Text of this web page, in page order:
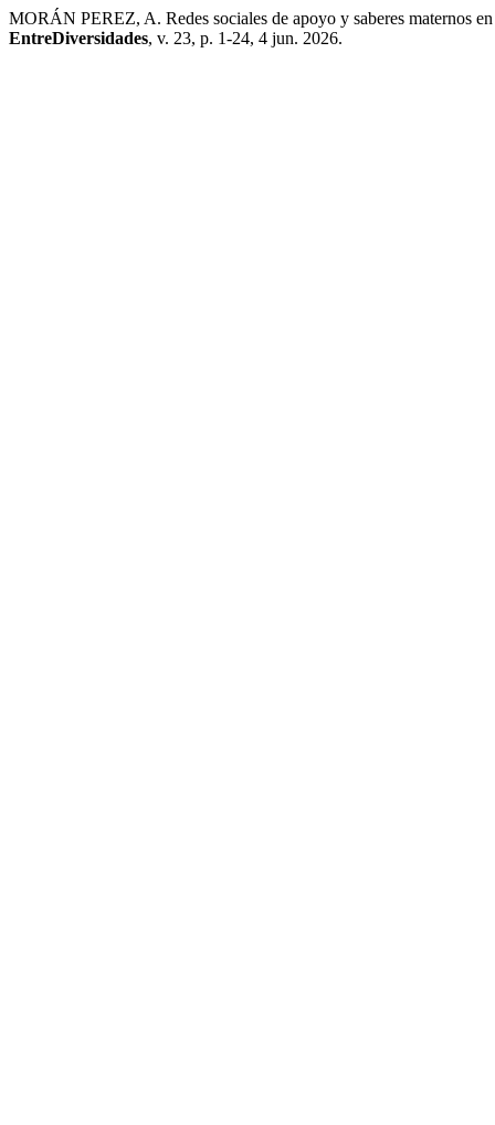
MORÁN PEREZ, A. Redes sociales de apoyo y saberes maternos
EntreDiversidades, v. 23, p. 1-24, 4 jun. 2026.